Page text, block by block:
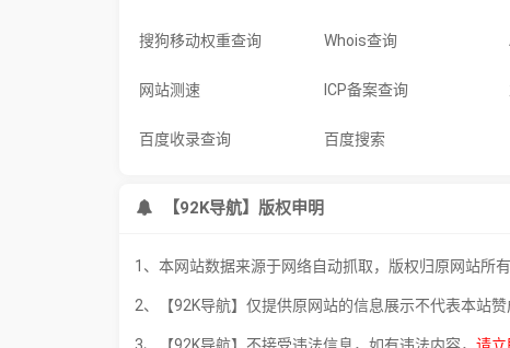
搜狗移动权重查询 Whois查询
网站测速 ICP备案查询
百度收录查询 百度搜索
【92K导航】版权申明
1、本网站数据来源于网络自动抓取，版权归原网站所有
2、【92K导航】仅提供原网站的信息展示不代表本站